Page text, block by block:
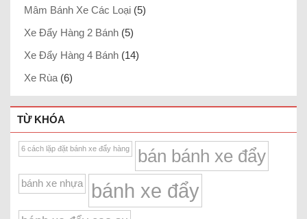
Mâm Bánh Xe Các Loại (5)
Xe Đẩy Hàng 2 Bánh (5)
Xe Đẩy Hàng 4 Bánh (14)
Xe Rùa (6)
TỪ KHÓA
6 cách lặp đặt bánh xe đẩy hàng bán bánh xe đẩy
bánh xe nhựa bánh xe đẩy